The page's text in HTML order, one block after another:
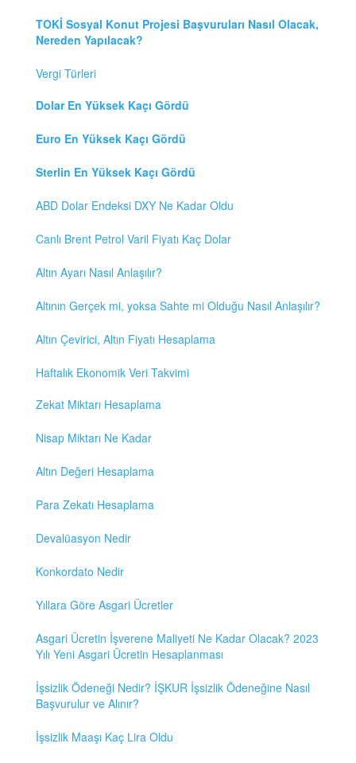
TOKİ Sosyal Konut Projesi Başvuruları Nasıl Olacak,
Nereden Yapılacak?
Vergi Türleri
Dolar En Yüksek Kaçı Gördü
Euro En Yüksek Kaçı Gördü
Sterlin En Yüksek Kaçı Gördü
ABD Dolar Endeksi DXY Ne Kadar Oldu
Canlı Brent Petrol Varil Fiyatı Kaç Dolar
Altın Ayarı Nasıl Anlaşılır?
Altının Gerçek mi, yoksa Sahte mi Olduğu Nasıl Anlaşılır?
Altın Çevirici, Altın Fiyatı Hesaplama
Haftalık Ekonomik Veri Takvimi
Zekat Miktarı Hesaplama
Nisap Miktarı Ne Kadar
Altın Değeri Hesaplama
Para Zekatı Hesaplama
Devalüasyon Nedir
Konkordato Nedir
Yıllara Göre Asgari Ücretler
Asgari Ücretin İşverene Maliyeti Ne Kadar Olacak? 2023
Yılı Yeni Asgari Ücretin Hesaplanması
İşsizlik Ödeneği Nedir? İŞKUR İşsizlik Ödeneğine Nasıl
Başvurulur ve Alınır?
İşsizlik Maaşı Kaç Lira Oldu